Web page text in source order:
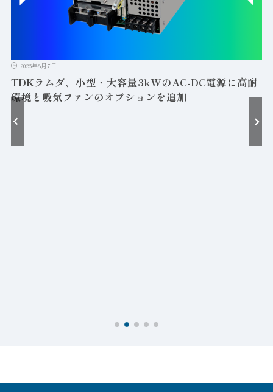
2026年8月7日
TDKラムダ、小型・大容量3kWのAC-DC電源に高耐
環境と吸気ファンのオプションを追加